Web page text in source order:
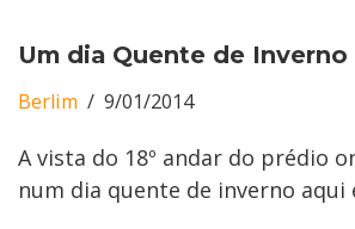
Um dia Quente de
Berlim 9/01/2014
A vista do 18º andar do prédio
num dia quente de inverno aqui